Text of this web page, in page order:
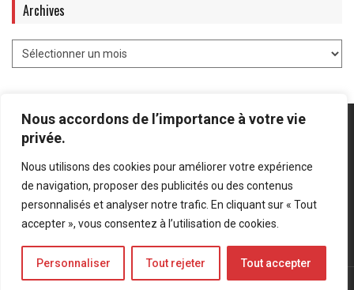
Nous accordons de l’importance à votre vie
privée.
Nous utilisons des cookies pour améliorer votre expérience
de navigation, proposer des publicités ou des contenus
personnalisés et analyser notre trafic. En cliquant sur « Tout
accepter », vous consentez à l’utilisation de cookies.
Personnaliser Tout rejeter Tout accepter
Archives
Mentions légales Politique de confidentialité
Bluesky
LinkedIn
Twitter
© Forces Operations Blog - 2022